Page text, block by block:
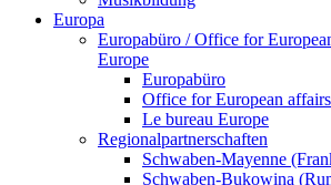
Europa
Europabüro / Office for
Europe
Europabüro
Office for European affairs
Le bureau Europe
Regionalpartnerschaften
Schwaben-Mayenne
Schwaben-Bukowina